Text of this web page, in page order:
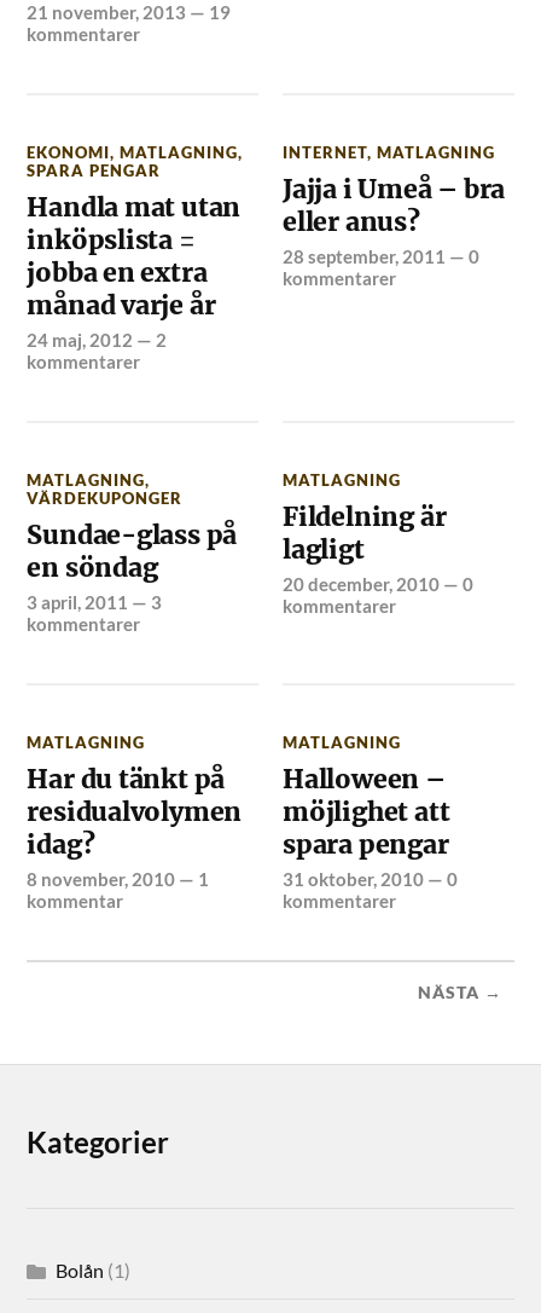
21 november, 2013 — 19
kommentarer
EKONOMI,MATLAGNING,
SPARA PENGAR
Handla mat utan
inköpslista =
jobba en extra
månad varje år
24 maj, 2012 — 2
kommentarer
INTERNET,MATLAGNING
Jajja i Umeå – bra
eller anus?
28 september, 2011 —0
kommentarer
MATLAGNING,
VÄRDEKUPONGER
Sundae-glass på
en söndag
3 april, 2011 — 3
kommentarer
MATLAGNING
Fildelning är
lagligt
20 december, 2010 —0
kommentarer
MATLAGNING
Har du tänkt på
residualvolymen
idag?
8 november, 2010 — 1
kommentar
MATLAGNING
Halloween –
möjlighet att
spara pengar
31 oktober, 2010 —0
kommentarer
NÄSTA →
Kategorier
Bolån (1)